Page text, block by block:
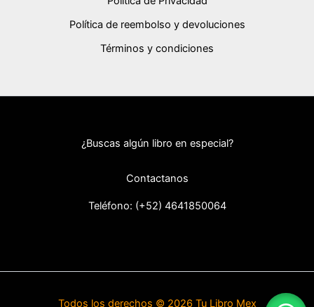
Política de reembolso y devoluciones
Términos y condiciones
¿Buscas algún libro en especial?
Contactanos
Teléfono: (+52) 4641850064
Todos los derechos © 2026 Tu Libro Mex